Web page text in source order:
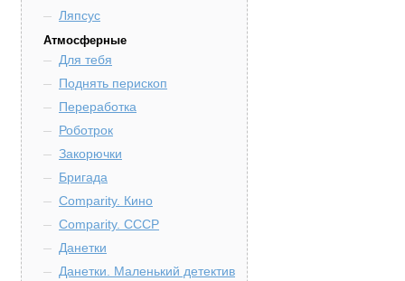
Ляпсус
Атмосферные
Для тебя
Поднять перископ
Переработка
Роботрок
Закорючки
Бригада
Comparity. Кино
Comparity. СССР
Данетки
Данетки. Маленький детектив